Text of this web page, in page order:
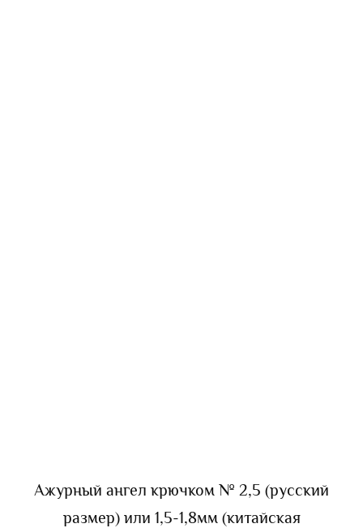
Ажурный ангел крючком № 2,5 (русский
размер) или 1,5-1,8мм (китайская